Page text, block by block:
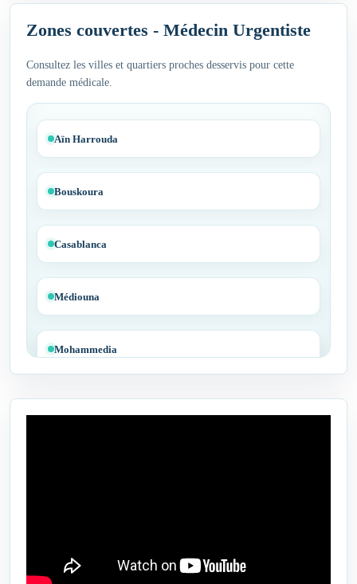
Zones couvertes - Médecin Urgentiste
Consultez les villes et quartiers proches desservis pour cette
demande médicale.
Aïn Harrouda
Bouskoura
Casablanca
Médiouna
Mohammedia
Tit Mellil
Ben Ahmed